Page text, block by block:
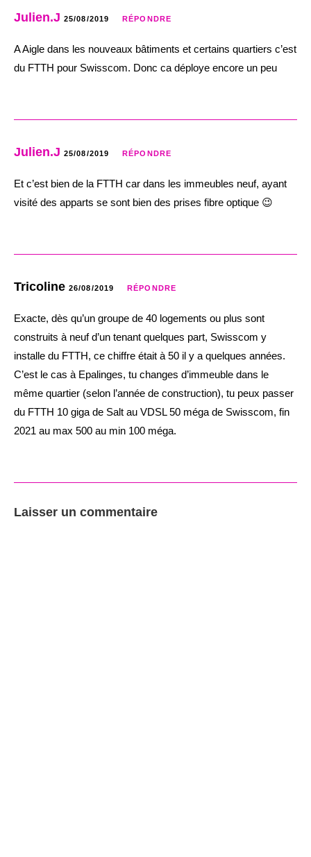
Julien.J 25/08/2019 RÉPONDRE
A Aigle dans les nouveaux bâtiments et certains quartiers c’est
du FTTH pour Swisscom. Donc ca déploye encore un peu
Julien.J 25/08/2019 RÉPONDRE
Et c’est bien de la FTTH car dans les immeubles neuf, ayant
visité des apparts se sont bien des prises fibre optique 😉
Tricoline 26/08/2019 RÉPONDRE
Exacte, dès qu’un groupe de 40 logements ou plus sont
construits à neuf d’un tenant quelques part, Swisscom y
installe du FTTH, ce chiffre était à 50 il y a quelques années.
C’est le cas à Epalinges, tu changes d’immeuble dans le
même quartier (selon l’année de construction), tu peux passer
du FTTH 10 giga de Salt au VDSL 50 méga de Swisscom, fin
2021 au max 500 au min 100 méga.
Laisser un commentaire